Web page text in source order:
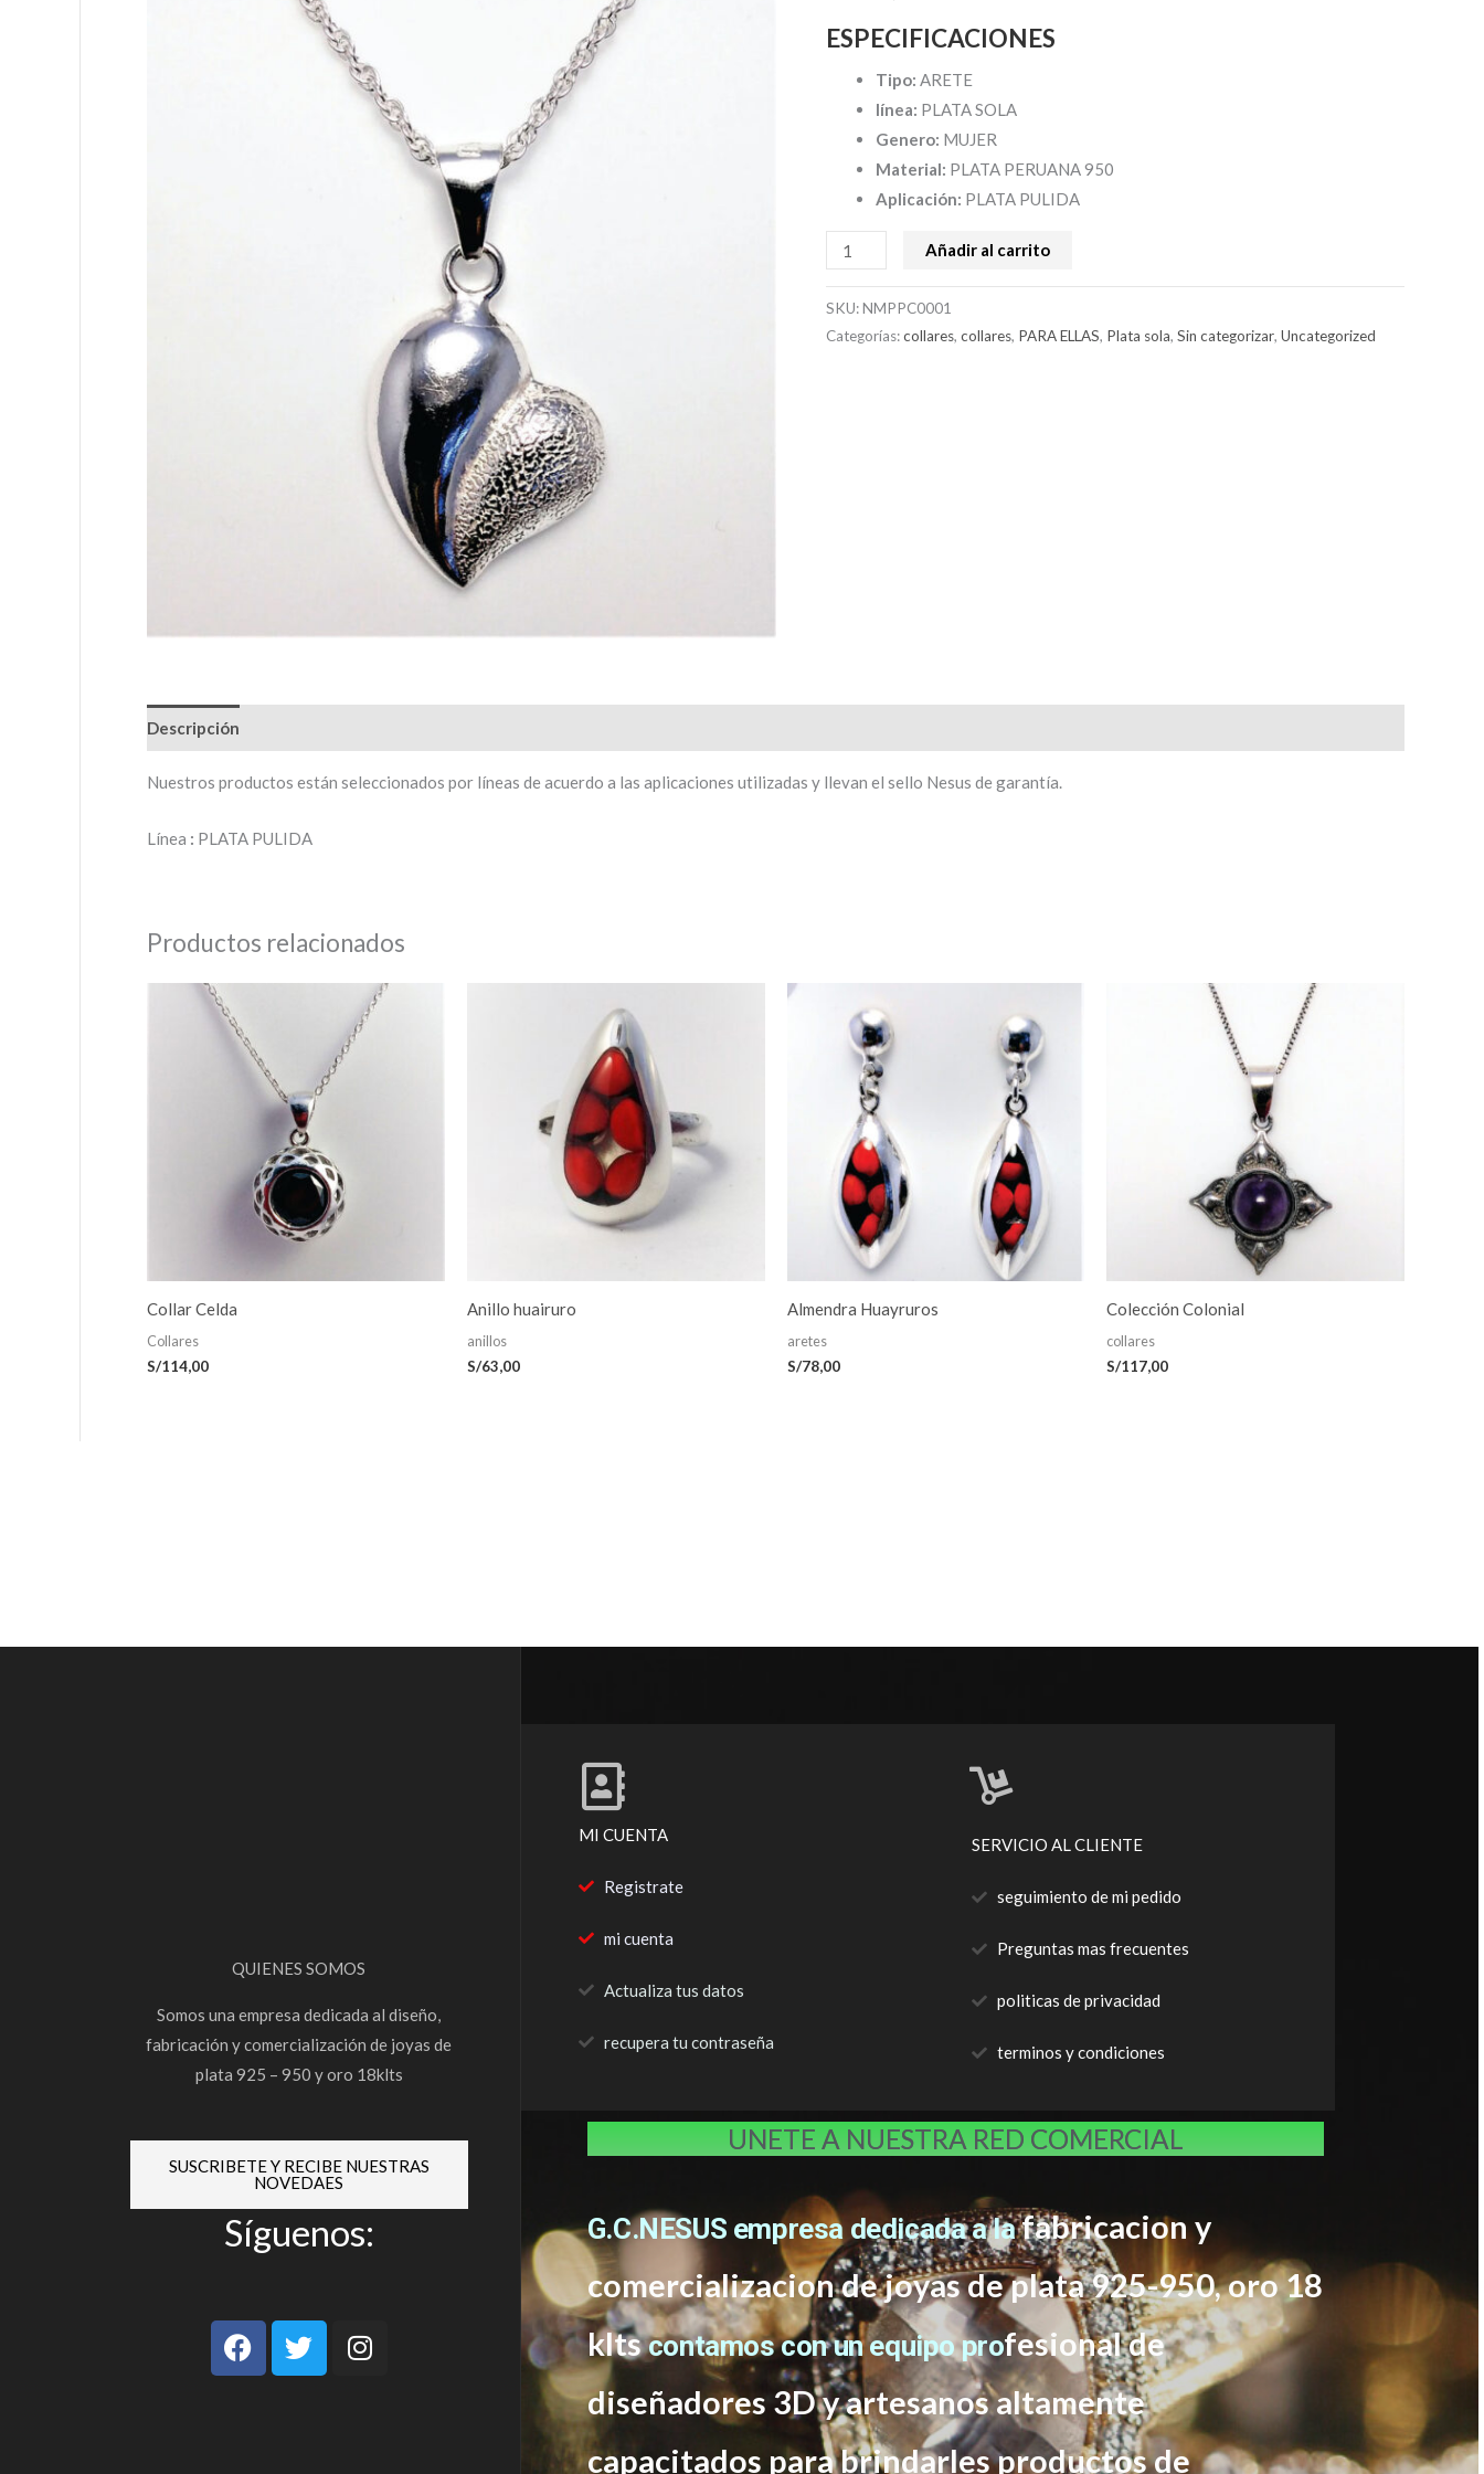
ESPECIFICACIONES
Tipo:ARETE
línea: PLATA SOLA
Genero: MUJER
Material: PLATA PERUANA 950
Aplicación: PLATA PULIDA
Añadir al carrito
SKU:NMPPC0001
Categorías:collares,collares, PARA ELLAS, Plata sola,Sin categorizar,Uncategorized
Descripción
Nuestros productos están seleccionados por líneas de acuerdo a las aplicaciones utilizadas y llevan el sello Nesus de garantía.
Línea : PLATA PULIDA
Productos relacionados
Collar Celda
Collares
S/114,00
Anillo huairuro
anillos
S/63,00
Almendra Huayruros
aretes
S/78,00
Colección Colonial
collares
S/117,00
QUIENES SOMOS
Somos una empresa dedicada al diseño,
fabricación y comercialización de joyas de
plata 925 – 950 y oro 18klts
SUSCRIBETE Y RECIBE NUESTRAS
NOVEDAES
Síguenos:
F
a
T
w
I
n
MI CUENTA
Registrate
mi cuenta
Actualiza tus datos
recupera tu contraseña
SERVICIO AL CLIENTE
seguimiento de mi pedido
Preguntas mas frecuentes
politicas de privacidad
terminos y condiciones
UNETE A NUESTRA RED COMERCIAL
G.C.NESUS empresa dedicada a lafabricacion y
comercializacion de joyas de plata 925-950, oro 18
kltscontamos con un equipo profesional de
diseñadores 3D y artesanos altamente
capacitados para brindarles productos de